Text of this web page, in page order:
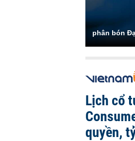
phân bón
Lịch cổ
quyền,